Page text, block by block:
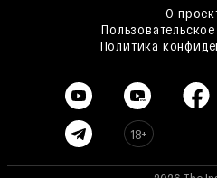
О
Политика
18+